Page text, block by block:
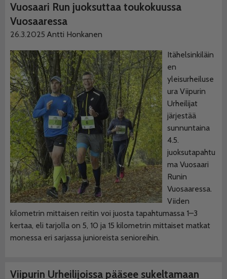
Vuosaari Run juoksuttaa toukokuussa
Vuosaaressa
26.3.2025 Antti Honkanen
Itähelsinkiläin
en
yleisurheiluse
ura Viipurin
Urheilijat
järjestää
sunnuntaina
4.5.
juoksutapahtu
ma Vuosaari
Runin
Vuosaaressa.
Viiden
kilometrin mittaisen reitin voi juosta tapahtumassa 1–3
kertaa, eli tarjolla on 5, 10 ja 15 kilometrin mittaiset matkat
monessa eri sarjassa junioreista senioreihin.
Viipurin Urheilijoissa pääsee sukeltamaan